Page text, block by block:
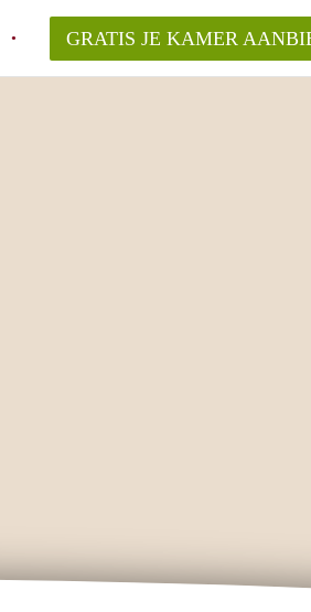
een kamer in Amsterdam en wat
GRATIS JE KAMER